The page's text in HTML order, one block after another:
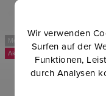
Wir verwenden
Surfen auf der
Funktionen,
durch Analysen
Mehr für weniger